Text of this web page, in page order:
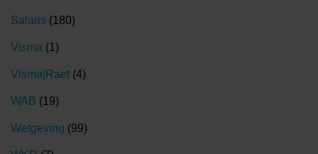
Salaris (180)
Visma (1)
Visma|Raet (4)
WAB (19)
Wetgeving (99)